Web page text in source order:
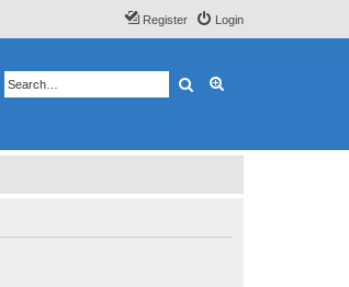
Login
Register
Search